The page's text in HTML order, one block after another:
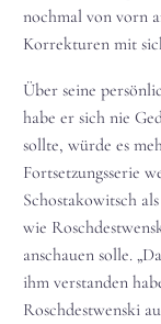
nochmal von vorn
Korrekturen mit
Über seine
habe er sich nie
sollte, würde es
Fortsetzungsserie
Schostakowitsch
wie
anschauen solle.
ihm verstanden
Roschdestwenski